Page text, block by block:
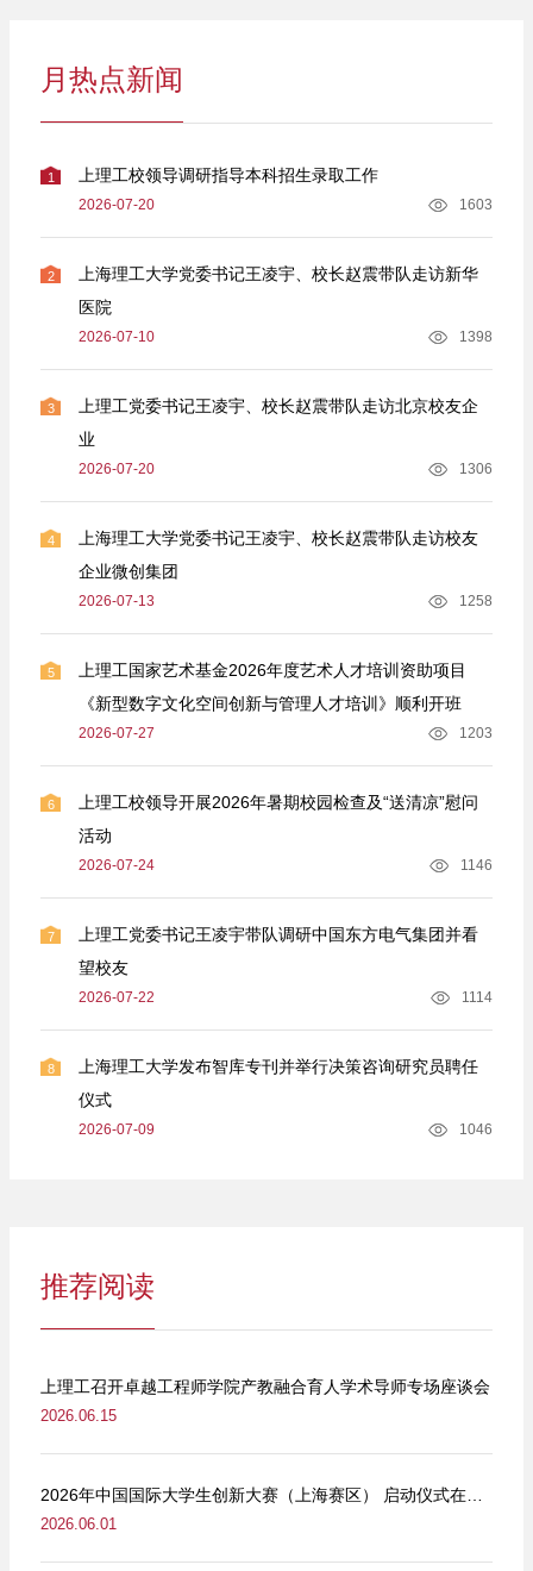
月热点新闻
1 上理工校领导调研指导本科招生录取工作
2026-07-20 1603
2
上海理工大学党委书记王凌宇、校长赵震带队走访新华
医院
2026-07-10 1398
3
上理工党委书记王凌宇、校长赵震带队走访北京校友企
业
2026-07-20 1306
4
上海理工大学党委书记王凌宇、校长赵震带队走访校友
企业微创集团
2026-07-13 1258
5
上理工国家艺术基金2026年度艺术人才培训资助项目
《新型数字文化空间创新与管理人才培训》顺利开班
2026-07-27 1203
6
上理工校领导开展2026年暑期校园检查及“送清凉”慰问
活动
2026-07-24 1146
7
上理工党委书记王凌宇带队调研中国东方电气集团并看
望校友
2026-07-22 1114
8
上海理工大学发布智库专刊并举行决策咨询研究员聘任
仪式
2026-07-09 1046
推荐阅读
上理工召开卓越工程师学院产教融合育人学术导师专场座谈会
2026.06.15
2026.06.01